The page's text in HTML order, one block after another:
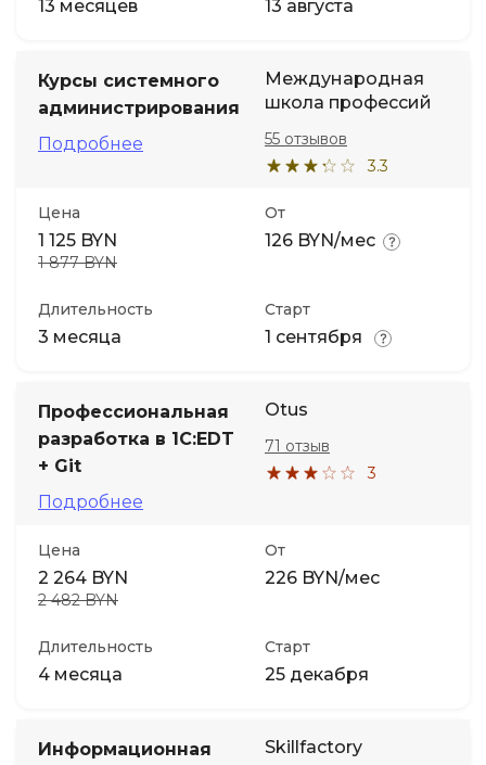
13 месяцев 13 августа
Курсы системного
администрирования
Подробнее
Международная
школа профессий
3.3
55 отзывов
Цена
1 125 BYN
1 877 BYN
От
126 BYN/мес
Длительность
3 месяца
Старт
1 сентября
Профессиональная
разработка в 1С:EDT
+ Git
Подробнее
Otus
3
71 отзыв
Цена
2 264 BYN
2 482 BYN
От
226 BYN/мес
Длительность
4 месяца
Старт
25 декабря
Информационная
Skillfactory